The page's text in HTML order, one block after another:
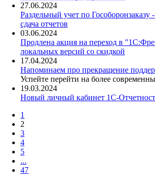
27.06.2024
Раздельный учет по Гособоронзаказу
сдача отчетов
03.06.2024
Продлена акция на переход в
локальных версий со скидкой
17.04.2024
Напоминаем про прекращение
Успейте перейти на более
19.03.2024
Новый личный кабинет 1С-
1
2
3
4
5
...
47